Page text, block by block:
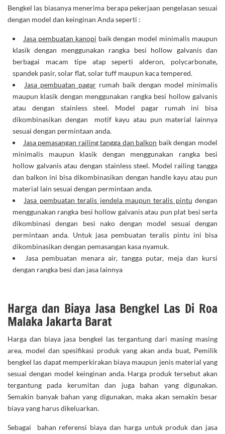
Bengkel las biasanya menerima berapa pekerjaan pengelasan sesuai
dengan model dan keinginan Anda seperti :
Jasa pembuatan kanopi baik dengan model minimalis maupun
klasik dengan menggunakan rangka besi hollow galvanis dan
berbagai macam tipe atap seperti alderon, polycarbonate,
spandek pasir, solar flat, solar tuff maupun kaca tempered.
Jasa pembuatan pagar rumah baik dengan model minimalis
maupun klasik dengan menggunakan rangka besi hollow galvanis
atau dengan stainless steel. Model pagar rumah ini bisa
dikombinasikan dengan motif kayu atau pun material lainnya
sesuai dengan permintaan anda.
Jasa pemasangan railing tangga dan balkon baik dengan model
minimalis maupun klasik dengan menggunakan rangka besi
hollow galvanis atau dengan stainless steel. Model railing tangga
dan balkon ini bisa dikombinasikan dengan handle kayu atau pun
material lain sesuai dengan permintaan anda.
Jasa pembuatan teralis jendela maupun teralis pintu dengan
menggunakan rangka besi hollow galvanis atau pun plat besi serta
dikombinasi dengan besi nako dengan model sesuai dengan
permintaan anda. Untuk jasa pembuatan teralis pintu ini bisa
dikombinasikan dengan pemasangan kasa nyamuk.
Jasa pembuatan menara air, tangga putar, meja dan kursi
dengan rangka besi dan jasa lainnya
Harga dan Biaya Jasa Bengkel Las Di Roa
Malaka Jakarta Barat
Harga dan biaya jasa bengkel las tergantung dari masing masing
area, model dan spesifikasi produk yang akan anda buat, Pemilik
bengkel las dapat memperkirakan biaya maupun jenis material yang
sesuai dengan model keinginan anda. Harga produk tersebut akan
tergantung pada kerumitan dan juga bahan yang digunakan.
Semakin banyak bahan yang digunakan, maka akan semakin besar
biaya yang harus dikeluarkan.
Sebagai bahan referensi biaya dan harga untuk produk dan jasa